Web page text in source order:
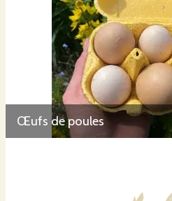
Œufs de poules